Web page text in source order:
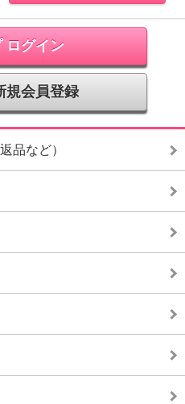
ログイン
規会員登録
品など）